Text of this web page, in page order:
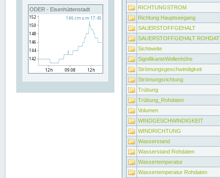
ODER - Eisenhüttenstadt
RICHTUNGSTROM
Richtung Hauptseegang
SAUERSTOFFGEHALT
SAUERSTOFFGEHALT
Sichtweite
SignifikanteWellenhöhe
Strömungsgeschwindigkeit
Strömungsrichtung
Trübung
Trübung_Rohdaten
Volumen
WINDGESCHWINDIGKEIT
WINDRICHTUNG
Wasserstand
Wasserstand Rohdaten
Wassertemperatur
Wassertemperatur Rohdaten